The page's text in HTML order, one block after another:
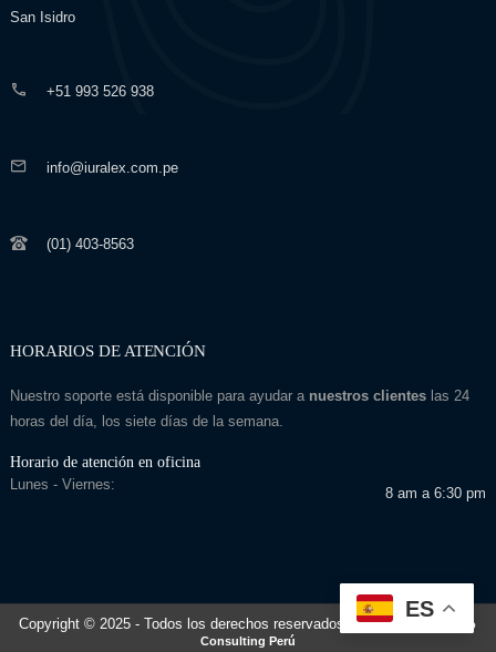
San Isidro
+51 993 526 938
info@iuralex.com.pe
(01) 403-8563
HORARIOS DE ATENCIÓN
Nuestro soporte está disponible para ayudar a nuestros clienteslas 24
horas del día, los siete días de la semana.
Horario de atención en oficina
Lunes - Viernes:
8 am a 6:30 pm
Copyright © 2025- Todos los derechos reservados
Desarrollado por: Seo
Consulting Perú
ES